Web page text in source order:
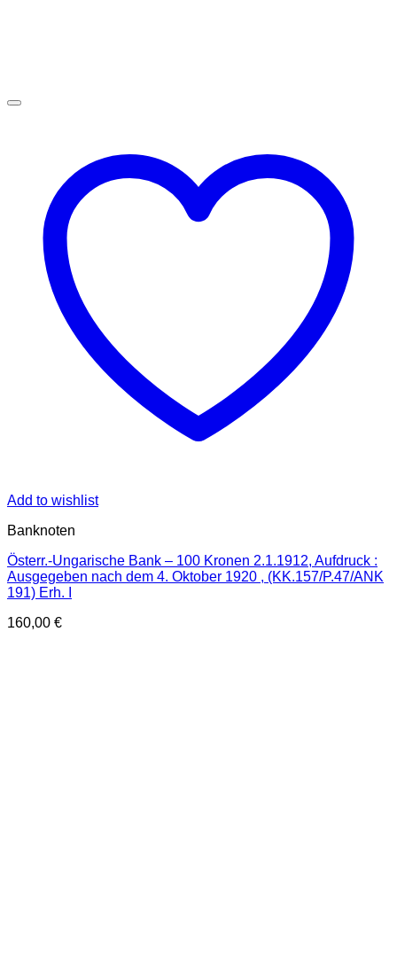
Add to wishlist
Banknoten
Österr.-Ungarische Bank – 100 Kronen 2.1.1912, Aufdruck :
Ausgegeben nach dem 4. Oktober 1920 , (KK.157/P.47/ANK
191) Erh. I
160,00 €